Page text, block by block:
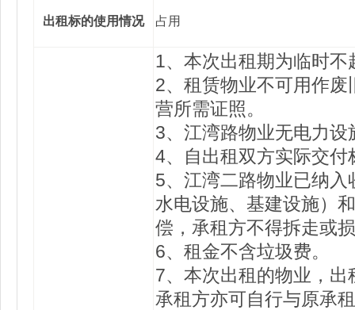
出租标的使用情况 占用
1、本次出租期为临时
2、租赁物业不可用作
营所需证照。
3、江湾路物业无电力
4、自出租双方实际交
5、江湾二路物业已纳
水电设施、基建设施）
偿，承租方不得拆走或
6、租金不含垃圾费。
7、本次出租的物业，
承租方亦可自行与原承